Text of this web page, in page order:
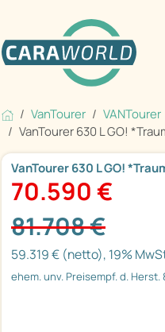
VanTourer
VANTourer
VanTourer 630 L GO!
VanTourer 630 L GO!
70.590 €
81.708 €
59.319 € (netto), 19%
ehem. unv. Preisempf. d. Herst.